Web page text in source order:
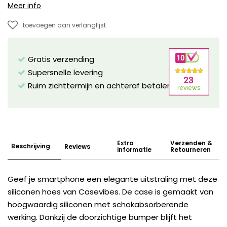
Meer info
toevoegen aan verlanglijst
Gratis verzending
Supersnelle levering
Ruim zichttermijn en achteraf betalen mogelijk!
Beschrijving Reviews Extra
informatie
Verzenden &
Retourneren
Geef je smartphone een elegante uitstraling met deze
siliconen hoes van Casevibes. De case is gemaakt van
hoogwaardig siliconen met schokabsorberende
werking. Dankzij de doorzichtige bumper blijft het